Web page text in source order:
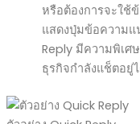
หรือต้องการจะใช้
แสดงปุ่มข้อความ
Reply มีความพิเศ
ธุรกิจกำลังแช็ตอยู่